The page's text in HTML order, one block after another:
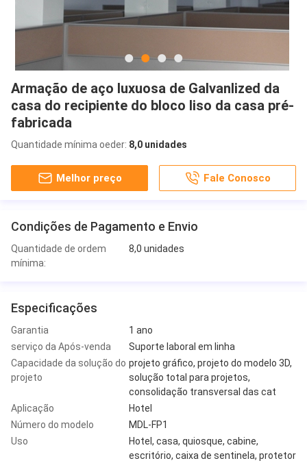
Armação de aço luxuosa de Galvanlized da
casa do recipiente do bloco liso da casa pré-
fabricada
Quantidade mínima oeder: 8,0 unidades
Melhor preço Fale Conosco
Condições de Pagamento e Envio
Quantidade de ordem
mínima:
8,0 unidades
Especificações
Garantia
1 ano
serviço da Após-venda
Suporte laboral em linha
Capacidade da solução do
projeto
projeto gráfico, projeto do modelo 3D,
solução total para projetos,
consolidação transversal das cat
Aplicação
Hotel
Número do modelo
MDL-FP1
Uso
Hotel, casa, quiosque, cabine,
escritório, caixa de sentinela, protetor